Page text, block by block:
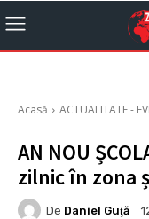
Acasă ACTUALITATE -
AN NOU
zilnic în zona
De Daniel Guţă